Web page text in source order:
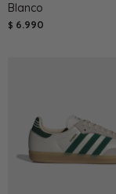
Blanco
$ 6.990